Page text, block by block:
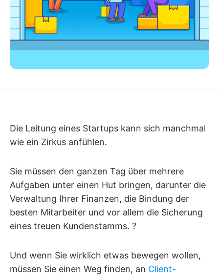
Die Leitung eines Startups kann sich manchmal
wie ein Zirkus anfühlen.
Sie müssen den ganzen Tag über mehrere
Aufgaben unter einen Hut bringen, darunter die
Verwaltung Ihrer Finanzen, die Bindung der
besten Mitarbeiter und vor allem die Sicherung
eines treuen Kundenstamms. ?
Und wenn Sie wirklich etwas bewegen wollen,
müssen Sie einen Weg finden, an Client-